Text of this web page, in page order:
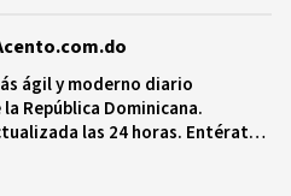
ágil y moderno diario
República Dominicana.
las 24 horas. Entérate
sucesos más importantes a
internacional, videos y fotos